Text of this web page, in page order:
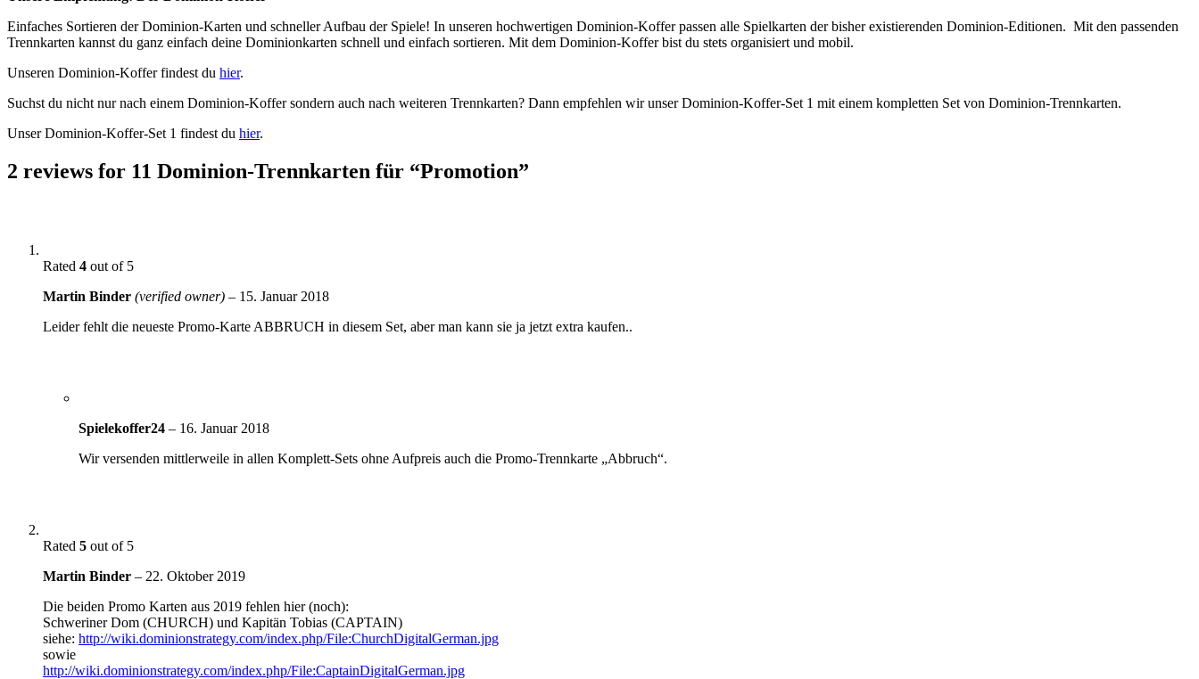
Einfaches Sortieren der Dominion-Karten und schneller Aufbau der Spiele! In unseren hochwertigen Dominion-Koffer passen alle Spielkarten der bisher existierenden Dominion-Editionen. Mit den passenden
Trennkarten kannst du ganz einfach deine Dominionkarten schnell und einfach sortieren. Mit dem Dominion-Koffer bist du stets organisiert und mobil.
Unseren Dominion-Koffer findest du hier.
Suchst du nicht nur nach einem Dominion-Koffer sondern auch nach weiteren Trennkarten? Dann empfehlen wir unser Dominion-Koffer-Set 1 mit einem kompletten Set von Dominion-Trennkarten.
Unser Dominion-Koffer-Set 1 findest du hier.
2 reviews for 11 Dominion-Trennkarten für “Promotion”
Rated 4 out of 5
Martin Binder (verified owner) – 15. Januar 2018
Leider fehlt die neueste Promo-Karte ABBRUCH in diesem Set, aber man kann sie ja jetzt extra kaufen..
Spielekoffer24 – 16. Januar 2018
Wir versenden mittlerweile in allen Komplett-Sets ohne Aufpreis auch die Promo-Trennkarte „Abbruch“.
Rated 5 out of 5
Martin Binder – 22. Oktober 2019
Die beiden Promo Karten aus 2019 fehlen hier (noch):
Schweriner Dom (CHURCH) und Kapitän Tobias (CAPTAIN)
siehe: http://wiki.dominionstrategy.com/index.php/File:ChurchDigitalGerman.jpg
sowie
http://wiki.dominionstrategy.com/index.php/File:CaptainDigitalGerman.jpg